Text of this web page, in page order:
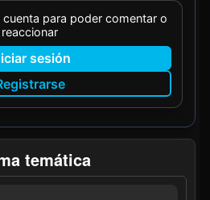
para poder comentar o
reaccionar
sesión
temática